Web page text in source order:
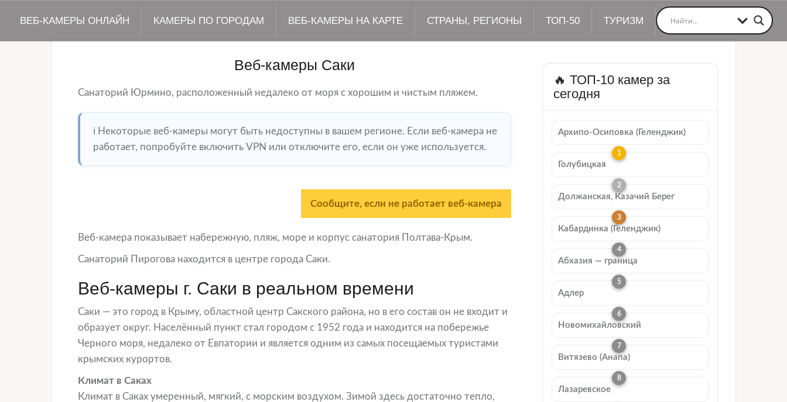
ВЕБ-КАМЕРЫ ОНЛАЙН КАМЕРЫ ПО ГОРОДАМ ВЕБ-КАМЕРЫ НА КАРТЕ СТРАНЫ, РЕГИОНЫ ТОП-50 ТУРИЗМ
Веб-камеры Саки
Санаторий Юрмино, расположенный недалеко от моря с хорошим и чистым пляжем.
ℹ️ Некоторые веб-камеры могут быть недоступны в вашем регионе. Если веб-камера не
работает, попробуйте включить VPN или отключите его, если он уже используется.
Сообщите, если не работает веб-камера
Веб-камера показывает набережную, пляж, море и корпус санатория Полтава-Крым.
Санаторий Пирогова находится в центре города Саки.
Веб-камеры г. Саки в реальном времени
Саки — это город в Крыму, областной центр Сакского района, но в его состав он не входит и
образует округ. Населённый пункт стал городом с 1952 года и находится на побережье
Черного моря, недалеко от Евпатории и является одним из самых посещаемых туристами
крымских курортов.
Климат в Саках
Климат в Саках умеренный, мягкий, с морским воздухом. Зимой здесь достаточно тепло,
🔥 ТОП-10 камер за
сегодня
Архипо-Осиповка (Геленджик)
Голубицкая
Должанская, Казачий Берег
Кабардинка (Геленджик)
Абхазия — граница
Адлер
Новомихайловский
Витязево (Анапа)
Лазаревское